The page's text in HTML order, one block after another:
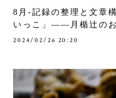
8月-記録の整理と文章
いっこ」——月楯辻のお
2024/02/26 20:20